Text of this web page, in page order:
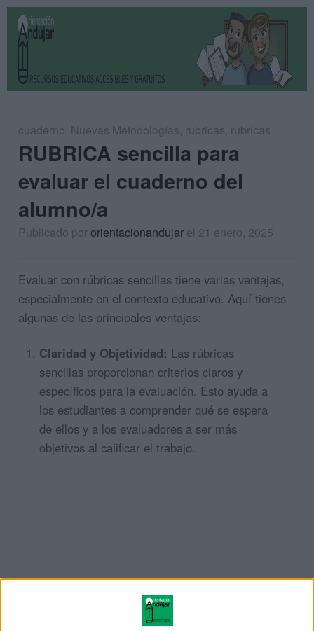
cuaderno, Nuevas Metodologías, rubricas, rubricas
RUBRICA sencilla para
evaluar el cuaderno del
alumno/a
Publicado pororientacionandujar el 21 enero, 2025
Evaluar con rúbricas sencillas tiene varias ventajas,
especialmente en el contexto educativo. Aquí tienes
algunas de las principales ventajas:
Claridad y Objetividad: Las rúbricas
sencillas proporcionan criterios claros y
específicos para la evaluación. Esto ayuda a
los estudiantes a comprender qué se espera
de ellos y a los evaluadores a ser más
objetivos al calificar el trabajo.